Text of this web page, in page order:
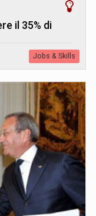
il 35% di
Jobs & Skills